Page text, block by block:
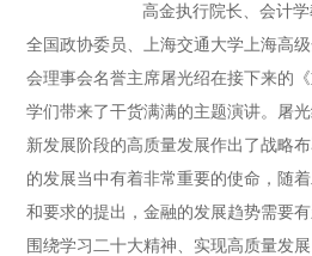
高金执行院长、会计
全国政协委员、上海交通大学上海高
会理事会名誉主席屠光绍在接下来的
学们带来了干货满满的主题演讲。屠
新发展阶段的高质量发展作出了战略
的发展当中有着非常重要的使命，随
和要求的提出，金融的发展趋势需要
围绕学习二十大精神、实现高质量发